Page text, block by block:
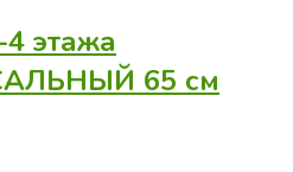
этажа
65 см